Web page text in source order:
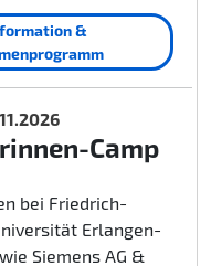
&
Camp
bei Friedrich-
Erlangen-
Siemens AG &